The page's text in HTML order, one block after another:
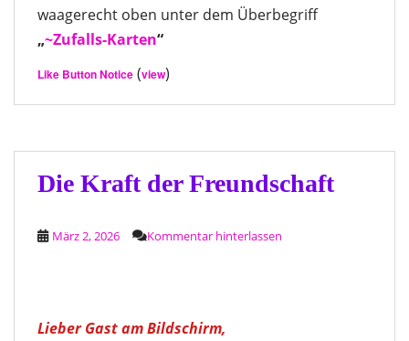
waagerecht oben unter dem Überbegriff
„~Zufalls-Karten“
Like Button Notice (view)
Die Kraft der Freundschaft
März 2, 2026 Kommentar hinterlassen
Lieber Gast am Bildschirm,